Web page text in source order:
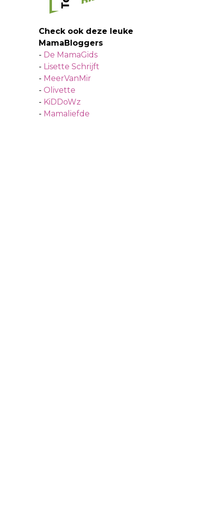
Check ook deze leuke
MamaBloggers
- De MamaGids
- Lisette Schrijft
- MeerVanMir
- Olivette
- KiDDoWz
- Mamaliefde